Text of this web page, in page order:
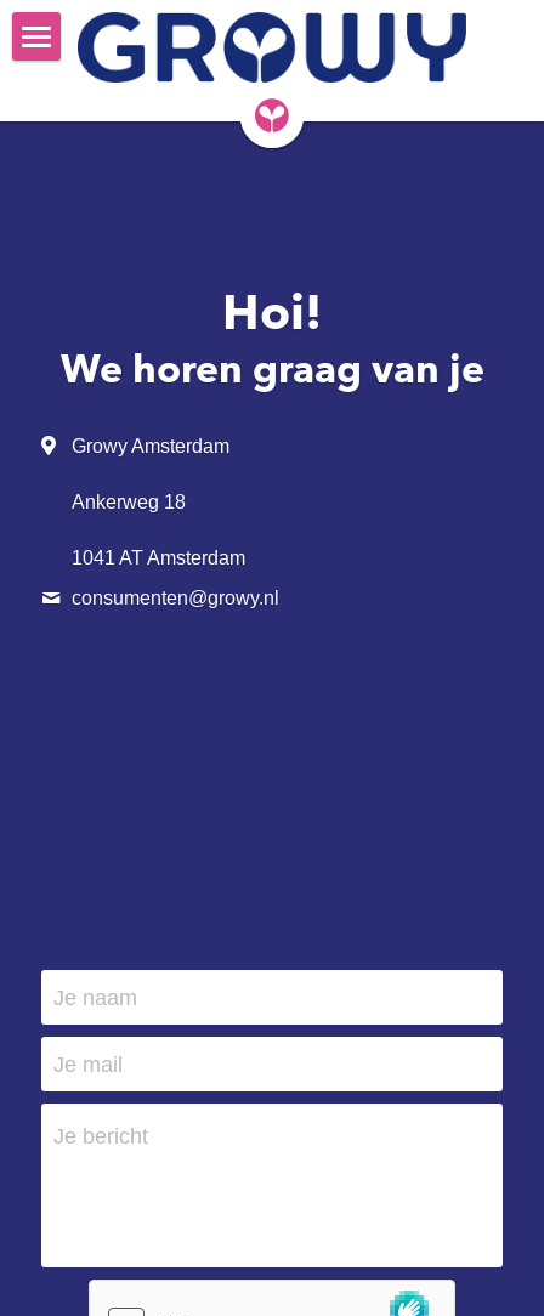
🌱 Welkom
Contact
Our story
Hoi!
We horen graag van je
Growy Amsterdam
Ankerweg 18
1041 AT Amsterdam
consumenten@growy.nl
Je naam
Je mail
Je bericht